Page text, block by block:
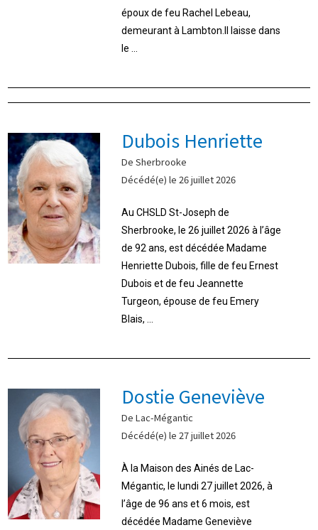
époux de feu Rachel Lebeau,
demeurant à Lambton.Il laisse dans
le ...
Dubois Henriette
De Sherbrooke
Décédé(e) le 26 juillet 2026
Au CHSLD St-Joseph de
Sherbrooke, le 26 juillet 2026 à l’âge
de 92 ans, est décédée Madame
Henriette Dubois, fille de feu Ernest
Dubois et de feu Jeannette
Turgeon, épouse de feu Emery
Blais, ...
Dostie Geneviève
De Lac-Mégantic
Décédé(e) le 27 juillet 2026
À la Maison des Ainés de Lac-
Mégantic, le lundi 27 juillet 2026, à
l’âge de 96 ans et 6 mois, est
décédée Madame Geneviève